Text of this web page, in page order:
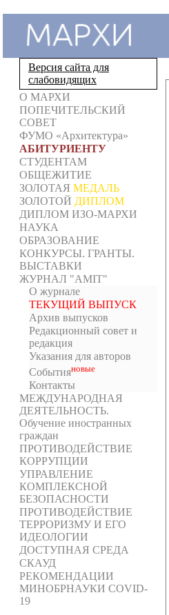
Версия сайта для
слабовидящих
О МАРХИ
ПОПЕЧИТЕЛЬСКИЙ
СОВЕТ
ФУМО «Архитектура»
АБИТУРИЕНТУ
СТУДЕНТАМ
ОБЩЕЖИТИЕ
ЗОЛОТАЯ МЕДАЛЬ
ЗОЛОТОЙ ДИПЛОМ
ДИПЛОМ ИЗО-МАРХИ
НАУКА
ОБРАЗОВАНИЕ
КОНКУРСЫ. ГРАНТЫ.
ВЫСТАВКИ
ЖУРНАЛ "AMIT"
О журнале
ТЕКУЩИЙ ВЫПУСК
Архив выпусков
Редакционный совет и
редакция
Указания для авторов
Событияновыe
Контакты
МЕЖДУНАРОДНАЯ
ДЕЯТЕЛЬНОСТЬ.
Обучение иностранных
граждан
ПРОТИВОДЕЙСТВИЕ
КОРРУПЦИИ
УПРАВЛЕНИЕ
КОМПЛЕКСНОЙ
БЕЗОПАСНОСТИ
ПРОТИВОДЕЙСТВИЕ
ТЕРРОРИЗМУ И ЕГО
ИДЕОЛОГИИ
ДОСТУПНАЯ СРЕДА
СКАУД
РЕКОМЕНДАЦИИ
МИНОБРНАУКИ COVID-
19